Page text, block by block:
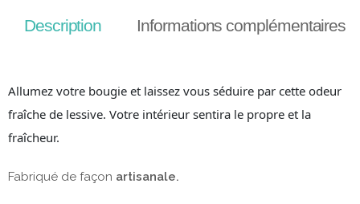
Description Informations complémentaires
Allumez votre bougie et laissez vous séduire par cette odeur
fraîche de lessive. Votre intérieur sentira le propre et la
fraîcheur.
Fabriqué de façon artisanale.